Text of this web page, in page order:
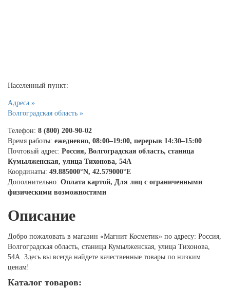
Населенный пункт:
Адреса »
Волгоградская область »
Телефон: 8 (800) 200-90-02
Время работы: ежедневно, 08:00–19:00, перерыв 14:30–15:00
Почтовый адрес: Россия, Волгоградская область, станица
Кумылженская, улица Тихонова, 54А
Координаты: 49.885000°N, 42.579000°E
Дополнительно: Оплата картой, Для лиц с ограниченными
физическими возможностями
Описание
Добро пожаловать в магазин «Магнит Косметик» по адресу: Россия,
Волгоградская область, станица Кумылженская, улица Тихонова,
54А. Здесь вы всегда найдете качественные товары по низким
ценам!
Каталог товаров: